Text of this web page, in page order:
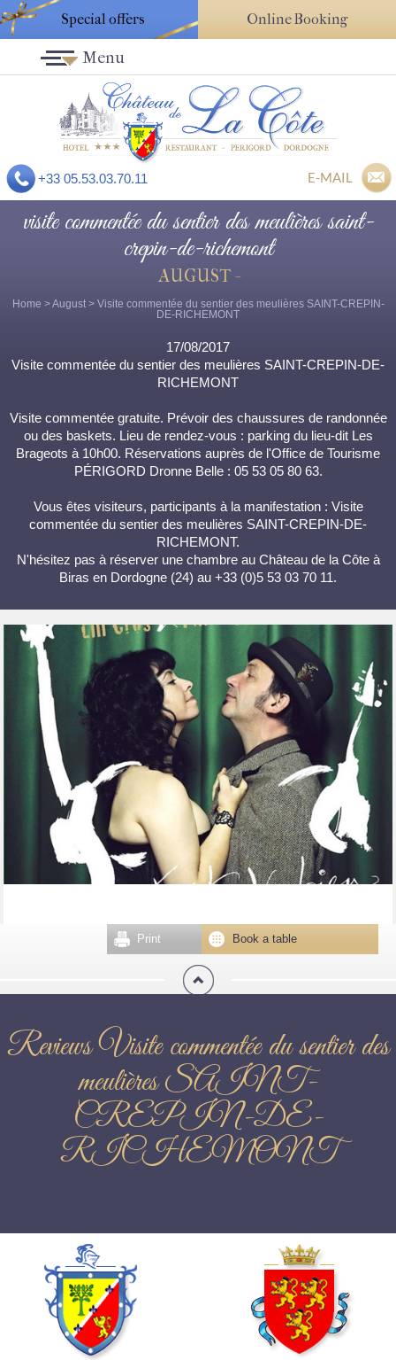
Special offers Online Booking
+33 05.53.03.70.11 E-MAIL
Menu
visite commentée du sentier des meulières saint-
crepin-de-richemont
AUGUST -
Home >August> Visite commentée du sentier des meulières SAINT-CREPIN-
DE-RICHEMONT
17/08/2017
Visite commentée du sentier des meulières SAINT-CREPIN-DE-
RICHEMONT
Visite commentée gratuite. Prévoir des chaussures de randonnée
ou des baskets. Lieu de rendez-vous : parking du lieu-dit Les
Brageots à 10h00. Réservations auprès de l'Office de Tourisme
PÉRIGORD Dronne Belle : 05 53 05 80 63.
Vous êtes visiteurs, participants à la manifestation : Visite
commentée du sentier des meulières SAINT-CREPIN-DE-
RICHEMONT.
N'hésitez pas à réserver une chambre au Château de la Côte à
Biras en Dordogne (24) au +33 (0)5 53 03 70 11.
Book a table
Print
Reviews Visite commentée du sentier des
meulières SAINT-
CREPIN-DE-
RICHEMONT